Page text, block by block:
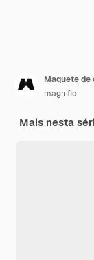
Maquete de
magnific
Mais nesta